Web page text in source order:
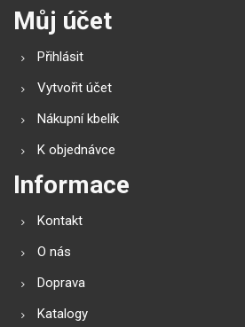
Můj účet
Přihlásit
Vytvořit účet
Nákupní kbelík
K objednávce
Informace
Kontakt
O nás
Doprava
Katalogy